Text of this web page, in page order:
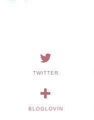
TWITTER
BLOGLOVIN